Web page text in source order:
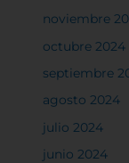
noviembre
octubre 2024
septiembre
agosto 2024
julio 2024
junio 2024